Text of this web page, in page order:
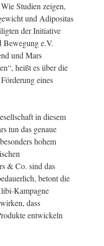
Studien zeigen,
und Adipositas
der Initiative
Bewegung e.V.
und Mars
heißt es über die
eines
in diesem
tun das genaue
hohem
& Co. sind das
betont die
Kampagne
dass
entwickeln